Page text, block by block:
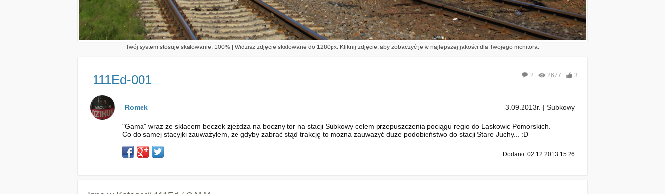
Twój system stosuje skalowanie: 100% | Widzisz zdjęcie skalowane do 1280px. Kliknij zdjęcie, aby zobaczyć je w najlepszej jakości dla Twojego monitora.
111Ed-001 2 2677 3
Romek 3.09.2013r. | Subkowy
"Gama" wraz ze składem beczek zjeżdża na boczny tor na stacji Subkowy celem przepuszczenia pociągu regio do Laskowic Pomorskich.
Co do samej stacyjki zauważyłem, że gdyby zabrać stąd trakcję to można zauważyć duże podobieństwo do stacji Stare Juchy... :D
Dodano: 02.12.2013 15:26